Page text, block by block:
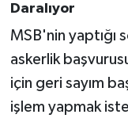
Daralıyor
MSB'nin yaptığı
askerlik
için geri sayım
işlem yapmak